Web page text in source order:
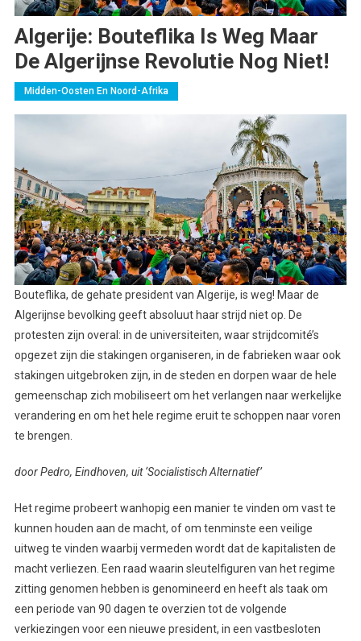
Algerije: Bouteflika Is Weg Maar
De Algerijnse Revolutie Nog Niet!
Midden-Oosten En Noord-Afrika
Bouteflika, de gehate president van Algerije, is weg! Maar de
Algerijnse bevolking geeft absoluut haar strijd niet op. De
protesten zijn overal: in de universiteiten, waar strijdcomité’s
opgezet zijn die stakingen organiseren, in de fabrieken waar ook
stakingen uitgebroken zijn, in de steden en dorpen waar de hele
gemeenschap zich mobiliseert om het verlangen naar werkelijke
verandering en om het hele regime eruit te schoppen naar voren
te brengen.
door Pedro, Eindhoven, uit ‘Socialistisch Alternatief’
Het regime probeert wanhopig een manier te vinden om vast te
kunnen houden aan de macht, of om tenminste een veilige
uitweg te vinden waarbij vermeden wordt dat de kapitalisten de
macht verliezen. Een raad waarin sleutelfiguren van het regime
zitting genomen hebben is genomineerd en heeft als taak om
een periode van 90 dagen te overzien tot de volgende
verkiezingen voor een nieuwe president, in een vastbesloten